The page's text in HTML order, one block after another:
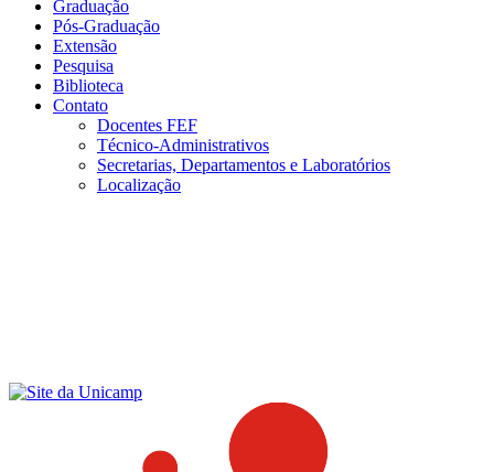
Graduação
Pós-Graduação
Extensão
Pesquisa
Biblioteca
Contato
Docentes FEF
Técnico-Administrativos
Secretarias, Departamentos e Laboratórios
Localização